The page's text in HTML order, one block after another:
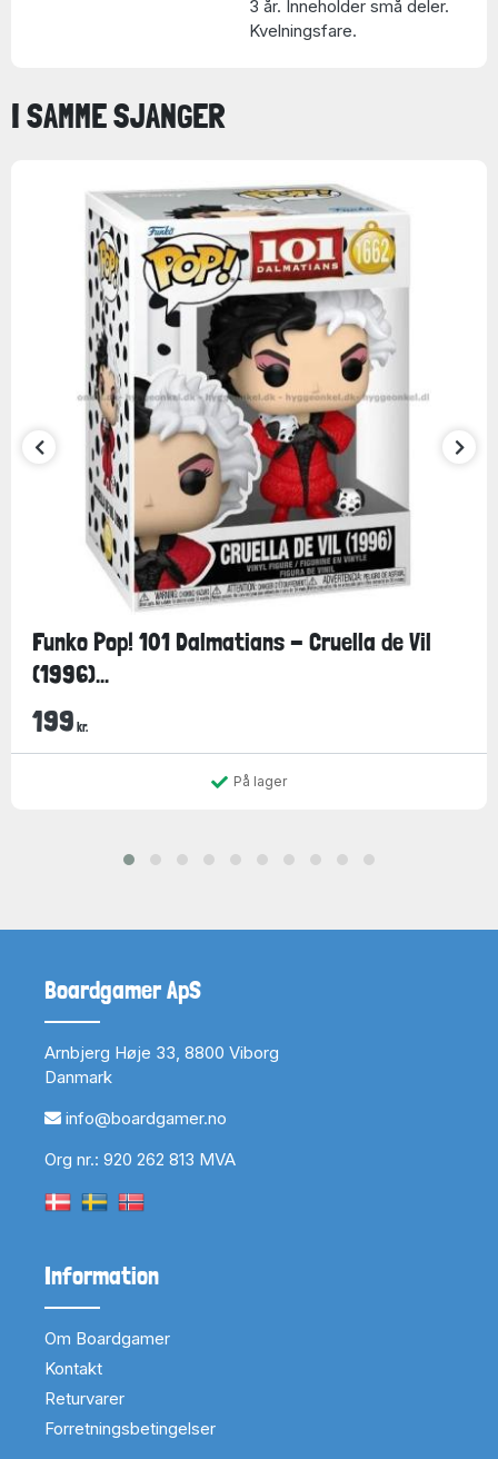
3 år. Inneholder små deler.
Kvelningsfare.
I SAMME SJANGER
Funko Pop! 101 Dalmatians - Cruella de Vil
(1996)...
199 kr.
På lager
Boardgamer ApS
Arnbjerg Høje 33, 8800 Viborg
Danmark
info@boardgamer.no
Org nr.: 920 262 813 MVA
Information
Om Boardgamer
Kontakt
Returvarer
Forretningsbetingelser